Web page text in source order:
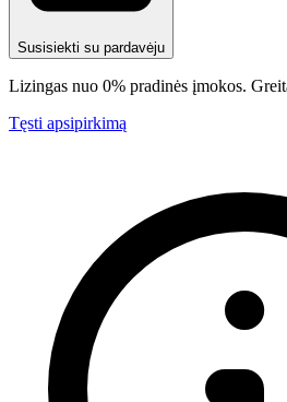
Susisiekti su pardavėju
Lizingas nuo 0% pradinės įmokos.
Tęsti apsipirkimą